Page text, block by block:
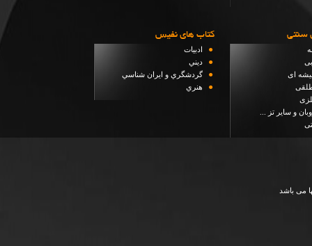
سنتی
ای
و سایر تز ...
كتاب هاي نفيس
● ادبيات
● ديني
● گردشگري و ايران شناسي
● هنري
می باشد